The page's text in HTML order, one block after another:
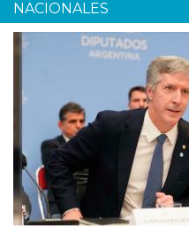
NACIONALES